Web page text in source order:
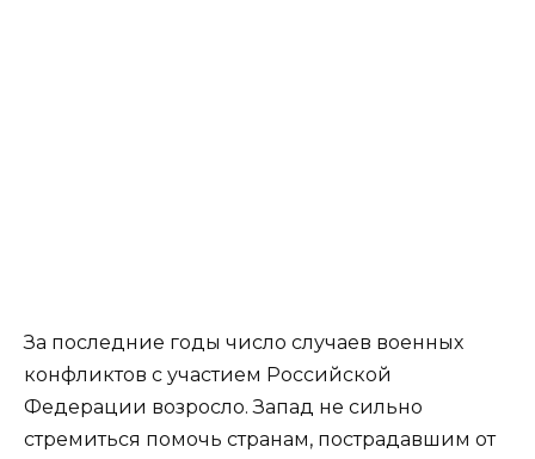
За последние годы число случаев военных
конфликтов с участием Российской
Федерации возросло. Запад не сильно
стремиться помочь странам, пострадавшим от